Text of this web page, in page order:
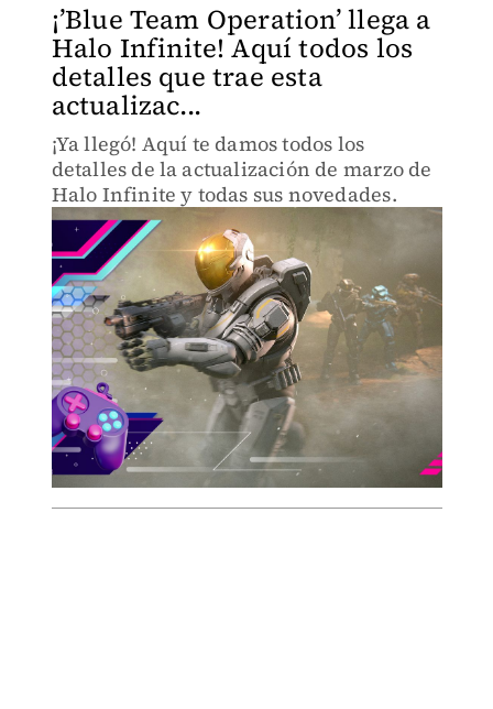
¡’Blue Team Operation’ llega a
Halo Infinite! Aquí todos los
detalles que trae esta
actualizac...
¡Ya llegó! Aquí te damos todos los
detalles de la actualización de marzo de
Halo Infinite y todas sus novedades.